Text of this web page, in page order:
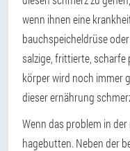
wenn ihnen eine
bauchspeicheldrüse
salzige, frittierte,
körper wird noch immer
dieser ernährung
Wenn das problem in
hagebutten. Neben der